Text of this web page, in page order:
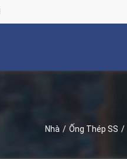
Nhà / Ống Thép SS /